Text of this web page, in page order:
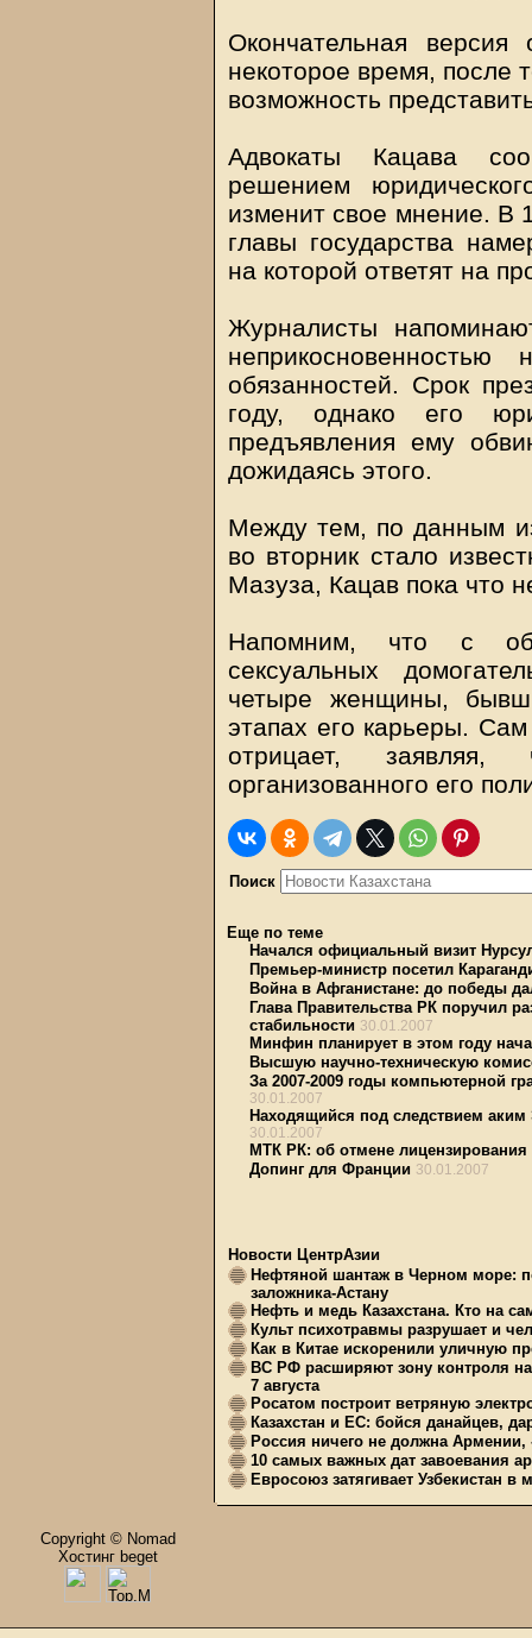
Окончательная версия
некоторое время, после
возможность
Адвокаты Кацава
решением
изменит свое мнение. В
главы государства
на которой ответят на
Журналисты
обязанностей. Срок
году, однако его
предъявления ему
дожидаясь этого.
Между тем, по данным
во вторник стало
Мазуза, Кацав пока что
Напомним, что с
сексуальных
четыре женщины,
этапах его карьеры.
отрицает,
организованного его
Поиск
Еще по теме
Начался официальный визит
Премьер-министр посетил
Война в Афганистане: до победы
Глава Правительства РК поручил
стабильности 30.01.2007
Минфин планирует в этом году
Высшую научно-техническую
За 2007-2009 годы компьютерной
30.01.2007
Находящийся под следствием аким
30.01.2007
МТК РК: об отмене
Допинг для Франции 30.01.2007
Новости ЦентрАзии
Нефтяной шантаж в Черном море:
заложника-Астану
Нефть и медь Казахстана. Кто на
Культ психотравмы разрушает и
Как в Китае искоренили уличную
ВС РФ расширяют зону контроля на
7 августа
Росатом построит ветряную
Казахстан и ЕС: бойся данайцев,
Россия ничего не должна Армении,
10 самых важных дат завоевания
Евросоюз затягивает Узбекистан
Copyright © Nomad
Хостинг beget